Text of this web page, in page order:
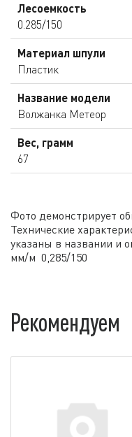
Лесоемкость
0.285/150
Материал шпули
Пластик
Название модели
Волжанка Метеор
Вес, грамм
67
Фото демонстрирует
Технические
указаны в названии и
мм/м 0,285/150
Рекомендуем